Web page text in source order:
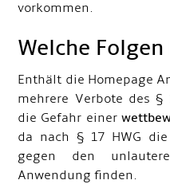
vorkommen.
Welche
Enthält die Homepage
mehrere Verbote des §
die Gefahr einer
da nach § 17 HWG
gegen den
Anwendung finden.